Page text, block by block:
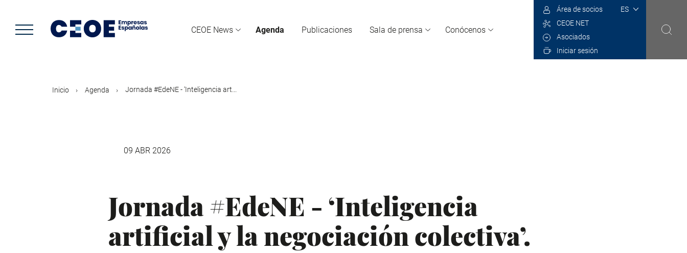
contenido
principal
CEOE News Agenda Publicaciones Sala de prensa Conócenos
Select
Área de socios
CEOE NET
Asociados
Iniciar sesión
Inicio Agenda Jornada #EdeNE - ‘Inteligencia art...
09 ABR 2026
Jornada #EdeNE - ‘Inteligencia
artificial y la negociación colectiva’.